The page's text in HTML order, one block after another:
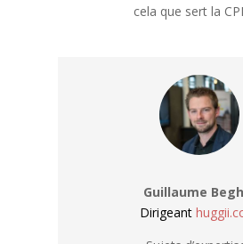
cela que sert la
Guillaume
Dirigeant